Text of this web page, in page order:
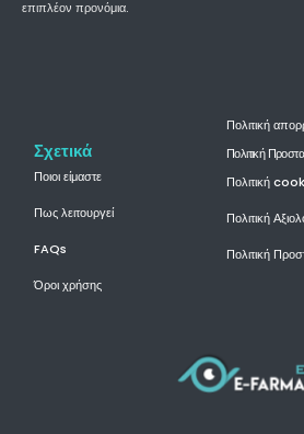
επιπλέον προνόμια.
Σχετικά
Ποιοι είμαστε
Πως λειτουργεί
FAQs
Όροι χρήσης
Πολιτική
Πολιτική
Πολιτική
Πολιτική
Πολιτική